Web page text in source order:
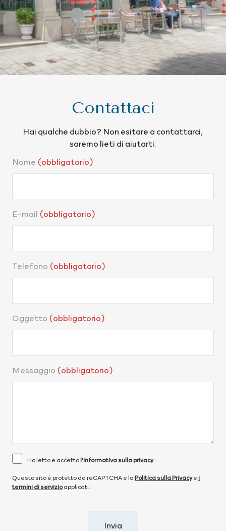
Contattaci
Hai qualche dubbio? Non esitare a contattarci,
saremo lieti di aiutarti.
Nome (obbligatorio)
E-mail (obbligatorio)
Telefono (obbligatorio)
Oggetto (obbligatorio)
Messaggio (obbligatorio)
Ho letto e accettol'informativa sulla privacy.
Questo sito è protetto da reCAPTCHA e laPolitica sulla Privacyei
termini di servizioapplicati.
Invia